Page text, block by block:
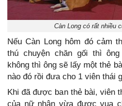
Càn Long có rất nhiều
Nếu Càn Long hôm đó cảm
thú chuyện chăn gối thì
không thì ông sẽ lấy một thẻ
nào đó rồi đưa cho 1 viên thái
Khi đã được ban thẻ bài, viên
của nữ nhân vừa được vua